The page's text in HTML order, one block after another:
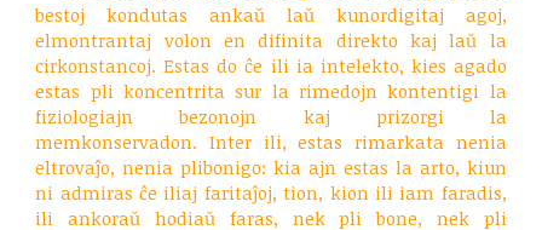
bestoj kondutas ankaŭ laŭ kunordigitaj agoj,
elmontrantaj volon en difinita direkto kaj laŭ la
cirkonstancoj. Estas do ĉe ili ia intelekto, kies agado
estas pli koncentrita sur la rimedojn kontentigi la
fiziologiajn bezonojn kaj prizorgi la
memkonservadon. Inter ili, estas rimarkata nenia
eltrovaĵo, nenia plibonigo: kia ajn estas la arto, kiun
ni admiras ĉe iliaj faritaĵoj, tion, kion ili iam faradis,
ili ankoraŭ hodiaŭ faras, nek pli bone, nek pli